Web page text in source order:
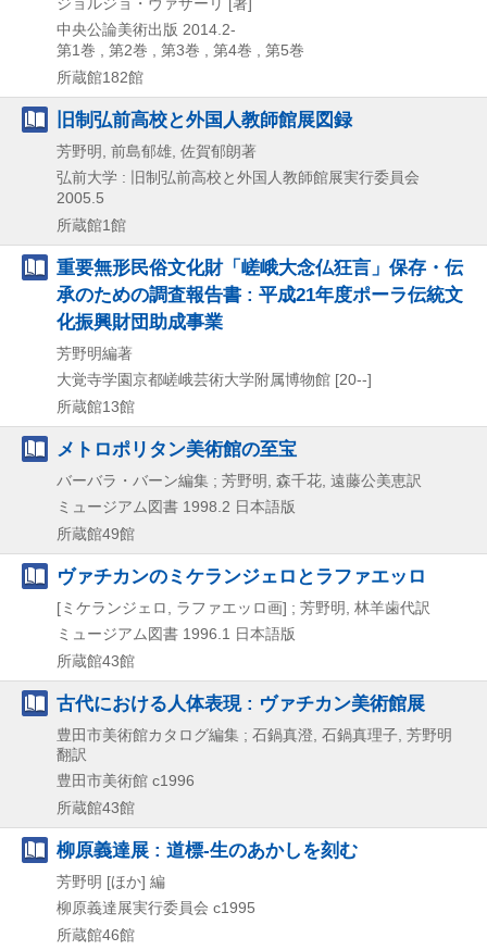
中央公論美術出版 2014.2-
第1巻 , 第2巻 , 第3巻 , 第4巻 , 第5巻
所蔵館182館
旧制弘前高校と外国人教師館展図録
芳野明, 前島郁雄, 佐賀郁朗著
弘前大学 : 旧制弘前高校と外国人教師館展実行委員会
2005.5
所蔵館1館
重要無形民俗文化財「嵯峨大念仏狂言」保存・伝
承のための調査報告書 : 平成21年度ポーラ伝統文
化振興財団助成事業
芳野明編著
大覚寺学園京都嵯峨芸術大学附属博物館 [20--]
所蔵館13館
メトロポリタン美術館の至宝
バーバラ・バーン編集 ; 芳野明, 森千花, 遠藤公美恵訳
ミュージアム図書 1998.2 日本語版
所蔵館49館
ヴァチカンのミケランジェロとラファエッロ
[ミケランジェロ, ラファエッロ画] ; 芳野明, 林羊歯代訳
ミュージアム図書 1996.1 日本語版
所蔵館43館
古代における人体表現 : ヴァチカン美術館展
豊田市美術館カタログ編集 ; 石鍋真澄, 石鍋真理子, 芳野明
翻訳
豊田市美術館 c1996
所蔵館43館
柳原義達展 : 道標-生のあかしを刻む
芳野明 [ほか] 編
柳原義達展実行委員会 c1995
所蔵館46館